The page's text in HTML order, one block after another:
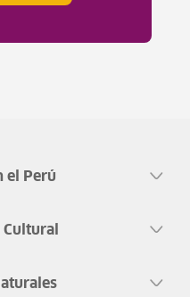
el Perú